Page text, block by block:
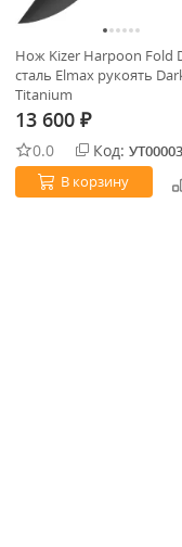
Нож Kizer Harpoon Fold
сталь Elmax рукоять
Titanium
13 600 ₽
0.0 Код:
В корзину